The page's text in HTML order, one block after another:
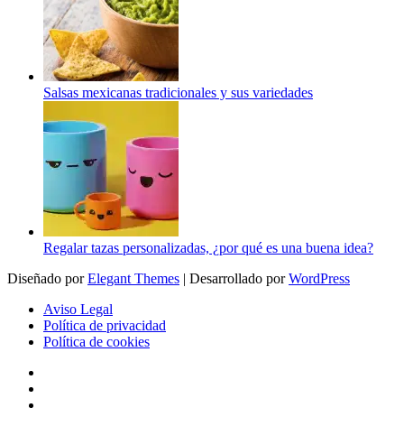
Salsas mexicanas tradicionales y sus variedades
Regalar tazas personalizadas, ¿por qué es una buena idea?
Diseñado porElegant Themes | Desarrollado porWordPress
Aviso Legal
Política de privacidad
Política de cookies